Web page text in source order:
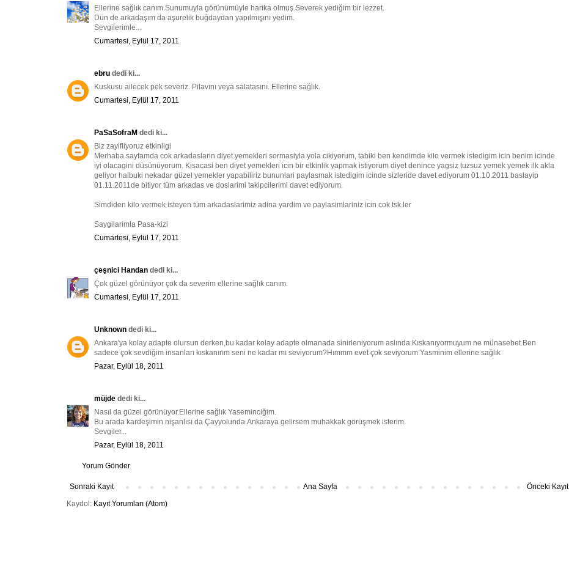
Ellerine sağlık canım.Sunumuyla görünümüyle harika olmuş.Severek yediğim bir lezzet.
Dün de arkadaşım da aşurelik buğdaydan yapılmışını yedim.
Sevgilerimle...
Cumartesi, Eylül 17, 2011
ebru dedi ki...
Kuskusu ailecek pek severiz. Pilavını veya salatasını. Ellerine sağlık.
Cumartesi, Eylül 17, 2011
PaSaSofraM dedi ki...
Biz zayifliyoruz etkinligi
Merhaba sayfamda cok arkadaslarin diyet yemekleri sormasiyla yola cikiyorum, tabiki ben kendimde kilo vermek istedigim icin benim icinde
iyi olacagini düsünüyorum. Kisacasi ben diyet yemekleri icin bir etkinlik yapmak istiyorum diyet denince yagsiz tuzsuz yemek yemek ilk akla
geliyor halbuki nekadar güzel yemekler yapabiliriz bununlari paylasmak istedigim icinde sizleride davet ediyorum 01.10.2011 baslayip
01.11.2011de bitiyor tüm arkadas ve doslarimi takipcilerimi davet ediyorum.
Simdiden kilo vermek isteyen tüm arkadaslarimiz adina yardim ve paylasimlariniz icin cok tsk.ler
Saygilarimla Pasa-kizi
Cumartesi, Eylül 17, 2011
çeşnici Handan dedi ki...
Çok güzel görünüyor çok da severim ellerine sağlık canım.
Cumartesi, Eylül 17, 2011
Unknown dedi ki...
Ankara'ya kolay adapte olursun derken,bu kadar kolay adapte olmanada sinirleniyorum aslında.Kıskanıyormuyum ne münasebet.Ben
sadece çok sevdiğim insanları kıskanırım seni ne kadar mı seviyorum?Hımmm evet çok seviyorum Yasminim ellerine sağlık
Pazar, Eylül 18, 2011
müjde dedi ki...
Nasıl da güzel görünüyor.Ellerine sağlık Yaseminciğim.
Bu arada kardeşimin nişanlısı da Çayyolunda.Ankaraya gelirsem muhakkak görüşmek isterim.
Sevgiler...
Pazar, Eylül 18, 2011
Yorum Gönder
Sonraki Kayıt Önceki Kayıt
Ana Sayfa
Kaydol: Kayıt Yorumları (Atom)